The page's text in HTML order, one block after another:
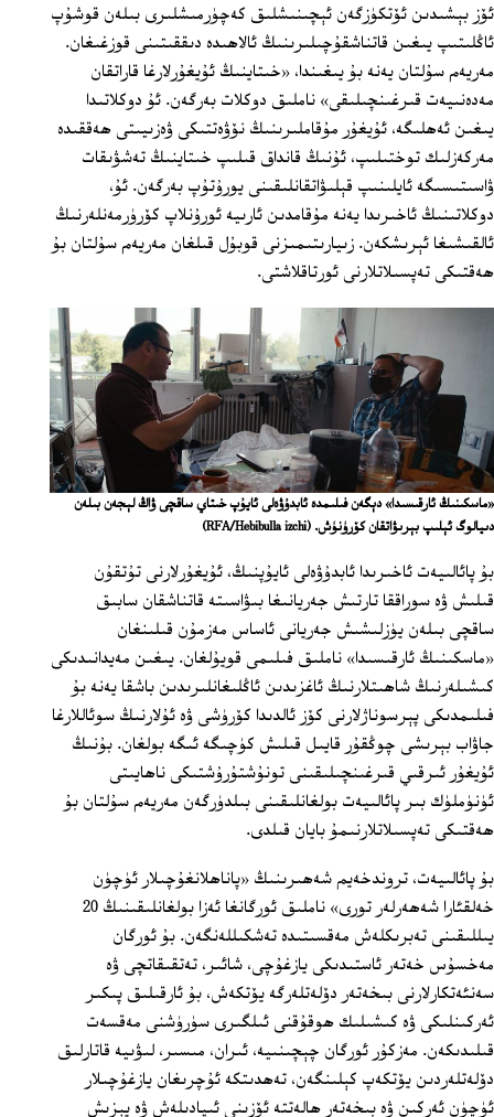
ئۆز بېشىدىن ئۆتكۈزگەن ئېچىنىشلىق كەچۈرمىشلىرى بىلەن قوشۇپ
ئاڭلىتىپ يىغىن قاتناشقۇچىلىرىنىڭ ئالاھىدە دىققىتىنى قوزغىغان.
مەريەم سۇلتان يەنە بۇ يىغىندا، «خىتاينىڭ ئۇيغۇرلارغا قاراتقان
مەدەنىيەت قىرغىنچىلىقى» ناملىق دوكلات بەرگەن. ئۇ دوكلاتىدا
يىغىن ئەھلىگە، ئۇيغۇر مۇقاملىرىنىڭ نۆۋەتتىكى ۋەزىيىتى ھەققىدە
مەركەزلىك توختىلىپ، ئۇنىڭ قانداق قىلىپ خىتاينىڭ تەشۋىقات
ۋاسىتىسىگە ئايلىنىپ قېلىۋاتقانلىقىنى يورۇتۇپ بەرگەن. ئۇ،
دوكلاتىنىڭ ئاخىرىدا يەنە مۇقامدىن ئارىيە ئورۇنلاپ كۆرۈرمەنلەرنىڭ
ئالقىشىغا ئېرىشكەن. زىيارىتىمىزنى قوبۇل قىلغان مەريەم سۇلتان بۇ
ھەقتىكى تەپسىلاتلارنى ئورتاقلاشتى.
«ماسكىنىڭ ئارقىسىدا» دېگەن فىلىمدە ئابدۇۋەلى ئايۇپ خىتاي ساقچى ۋاڭ لېجەن بىلەن
دىيالوگ ئېلىپ بېرىۋاتقان كۆرۈنۈش. (RFA/Hebibulla izchi)
بۇ پائالىيەت ئاخىرىدا ئابدۇۋەلى ئايۇپنىڭ، ئۇيغۇرلارنى تۇتقۇن
قىلىش ۋە سوراققا تارتىش جەريانىغا بىۋاسىتە قاتناشقان سابىق
ساقچى بىلەن يۈزلىشىش جەريانى ئاساس مەزمۇن قىلىنغان
«ماسكىنىڭ ئارقىسىدا» ناملىق فىلىمى قويۇلغان. يىغىن مەيدانىدىكى
كىشىلەرنىڭ شاھىتلارنىڭ ئاغزىدىن ئاڭلىغانلىرىدىن باشقا يەنە بۇ
فىلىمدىكى پېرسوناژلارنى كۆز ئالدىدا كۆرۈشى ۋە ئۇلارنىڭ سوئاللارغا
جاۋاب بېرىشى چوڭقۇر قايىل قىلىش كۈچىگە ئىگە بولغان. بۇنىڭ
ئۇيغۇر ئىرقىي قىرغىنچىلىقىنى تونۇشتۇرۇشتىكى ناھايىتى
ئۈنۈملۈك بىر پائالىيەت بولغانلىقىنى بىلدۈرگەن مەريەم سۇلتان بۇ
ھەقتىكى تەپسىلاتلارنىمۇ بايان قىلدى.
بۇ پائالىيەت، تروندخەيم شەھىرىنىڭ «پاناھلانغۇچىلار ئۈچۈن
خەلقئارا شەھەرلەر تورى» ناملىق ئورگانغا ئەزا بولغانلىقىنىڭ 20
يىللىقىنى تەبرىكلەش مەقسىتىدە تەشكىللەنگەن. بۇ ئورگان
مەخسۇس خەتەر ئاستىدىكى يازغۇچى، شائىر، تەتقىقاتچى ۋە
سەنئەتكارلارنى بىخەتەر دۆلەتلەرگە يۆتكەش، بۇ ئارقىلىق پىكىر
ئەركىنلىكى ۋە كىشىلىك ھوقۇقنى ئىلگىرى سۈرۈشنى مەقسەت
قىلىدىكەن. مەزكۇر ئورگان چېچىنىيە، ئىران، مىسىر، لىۋىيە قاتارلىق
دۆلەتلەردىن يۆتكەپ كېلىنگەن، تەھدىتكە ئۇچرىغان يازغۇچىلار
ئۈچۈن ئەركىن ۋە بىخەتەر ھالەتتە ئۆزىنى ئىپادىلەش ۋە يېزىش